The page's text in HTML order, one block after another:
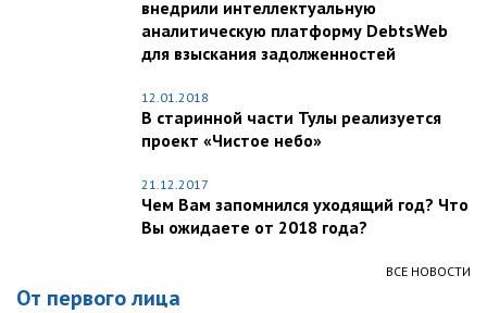
внедрили интеллектуальную
аналитическую платформу DebtsWeb
для взыскания задолженностей
12.01.2018
В старинной части Тулы реализуется
проект «Чистое небо»
21.12.2017
Чем Вам запомнился уходящий год? Что
Вы ожидаете от 2018 года?
ВСЕ НОВОСТИ
От первого лица